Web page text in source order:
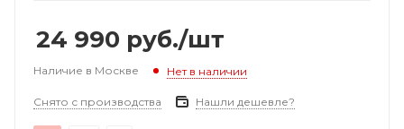
24 990 руб./шт
Наличие в Москве Нет в наличии
Снято с производства Нашли дешевле?